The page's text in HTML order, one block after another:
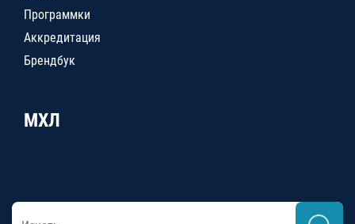
Программки
Аккредитация
Брендбук
МХЛ